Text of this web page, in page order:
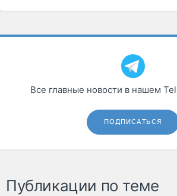
Все главные новости в нашем
ПОДПИСАТЬСЯ
Публикации по теме